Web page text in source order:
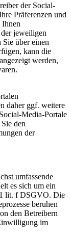
der Social-
Präferenzen und
Ihnen
jeweiligen
über einen
kann die
werden,
daher ggf. weitere
Media-Portale
den
der
umfassende
es sich um ein
1 lit. f DSGVO. Die
beruhen
den Betreibern
im